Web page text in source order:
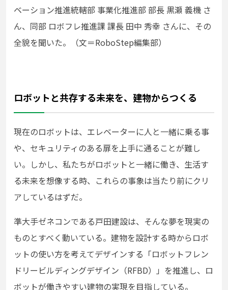
ベーション推進統轄部 事業化推進部 部長 黒瀬 義機 さ
ん、同部 ロボフレ推進課 課長 田中 秀幸 さんに、その
全貌を聞いた。（文＝RoboStep編集部）
ロボットと共存する未来を、建物からつくる
現在のロボットは、エレベーターに人と一緒に乗る事
や、セキュリティのある扉を上手に通ることが難し
い。しかし、私たちがロボットと一緒に働き、生活す
る未来を想像する時、これらの事象は当たり前にクリ
アしているはずだ。
準大手ゼネコンである戸田建設は、そんな夢を現実の
ものとすべく動いている。建物を設計する時からロボ
ットの使い方を考えてデザインする「ロボットフレン
ドリービルディングデザイン（RFBD）」を推進し、ロ
ボットが働きやすい建物の実現を目指している。